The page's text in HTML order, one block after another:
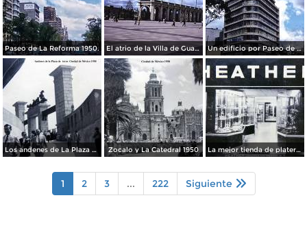
Paseo de La Reforma 1950. El atrio de la Villa de Guadalupe 1950. Un edificio por Paseo de La Reforma 1950
Los andenes de La Plaza de toros Ciudad de México 1950 Zocalo y La Catedral 1950 La mejor tienda de plateria.
1 2 3 ... 222 Siguiente